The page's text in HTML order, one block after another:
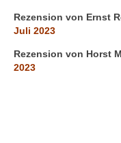
Rezension von Ernst
Juli 2023
Rezension von Horst
2023